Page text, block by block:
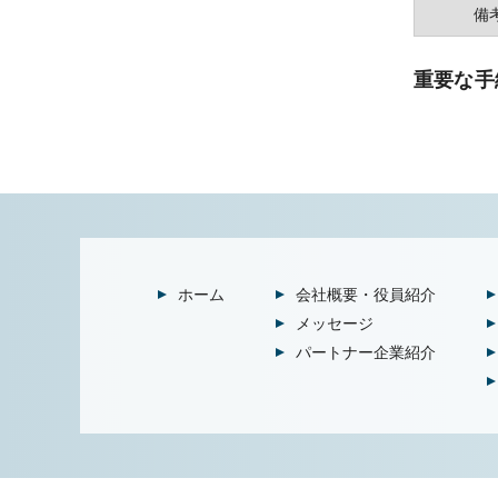
備
重要な
ホーム
会社概要・役員紹介
メッセージ
パートナー企業紹介